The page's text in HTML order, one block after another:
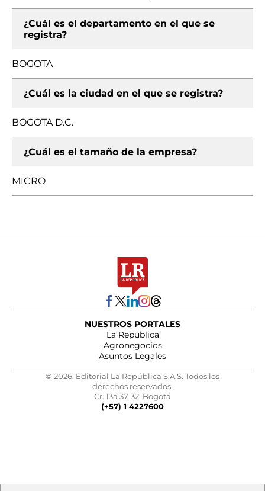
¿Cuál es el departamento en el que se
registra?
BOGOTA
¿Cuál es la ciudad en el que se registra?
BOGOTA D.C.
¿Cuál es el tamaño de la empresa?
MICRO
NUESTROS PORTALES
La República
Agronegocios
Asuntos Legales
© 2026, Editorial La República S.A.S. Todos los
derechos reservados.
Cr. 13a 37-32, Bogotá
(+57) 1 4227600